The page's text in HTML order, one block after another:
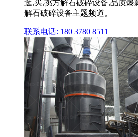
逛,买,挑方解石破碎设备,品质爆
解石破碎设备主题频道。
联系电话: 180 3780 8511